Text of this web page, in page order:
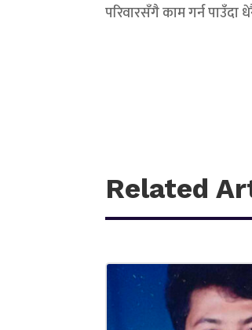
परिवारसँगै काम गर्न
Related